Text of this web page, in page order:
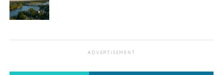
ADVERTISEMENT